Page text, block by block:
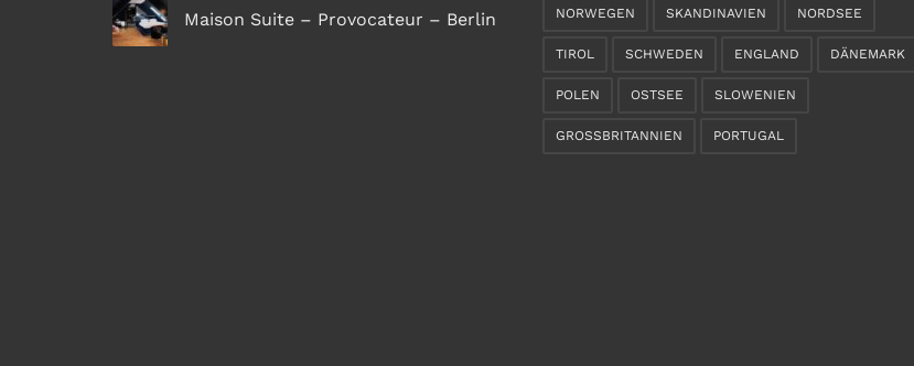
Maison Suite – Provocateur – Berlin NORWEGEN SKANDINAVIEN NORDSEE
TIROL SCHWEDEN ENGLAND DÄNEMARK
POLEN OSTSEE SLOWENIEN
GROSSBRITANNIEN PORTUGAL